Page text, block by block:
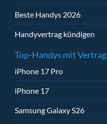
Beste Handys 2026
Handyvertrag kündigen
Top-Handys mit Vertrag
iPhone 17 Pro
iPhone 17
Samsung Galaxy S26